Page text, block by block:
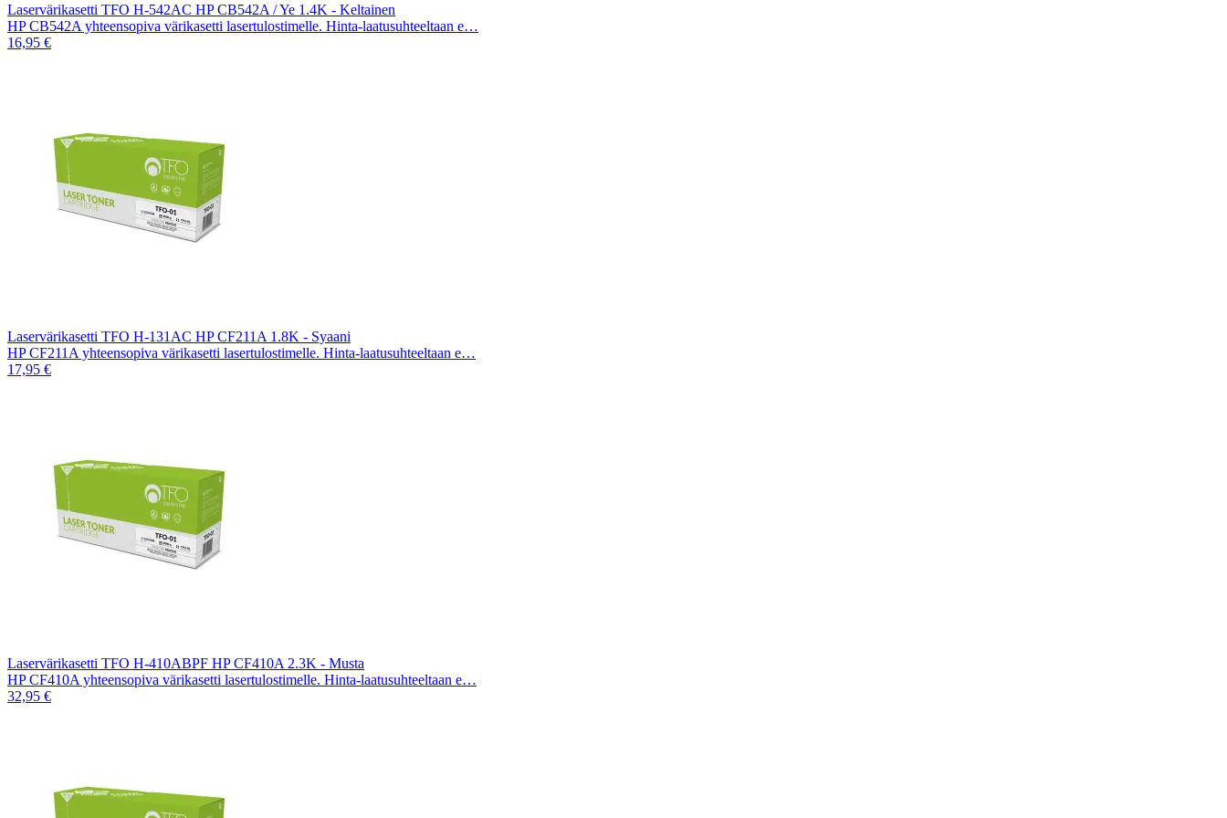
Laservärikasetti TFO H-542AC HP CB542A / Ye 1.4K - Keltainen
HP CB542A yhteensopiva värikasetti lasertulostimelle. Hinta-laatusuhteeltaan e…
16,95 €
Laservärikasetti TFO H-131AC HP CF211A 1.8K - Syaani
HP CF211A yhteensopiva värikasetti lasertulostimelle. Hinta-laatusuhteeltaan e…
17,95 €
Laservärikasetti TFO H-410ABPF HP CF410A 2.3K - Musta
HP CF410A yhteensopiva värikasetti lasertulostimelle. Hinta-laatusuhteeltaan e…
32,95 €